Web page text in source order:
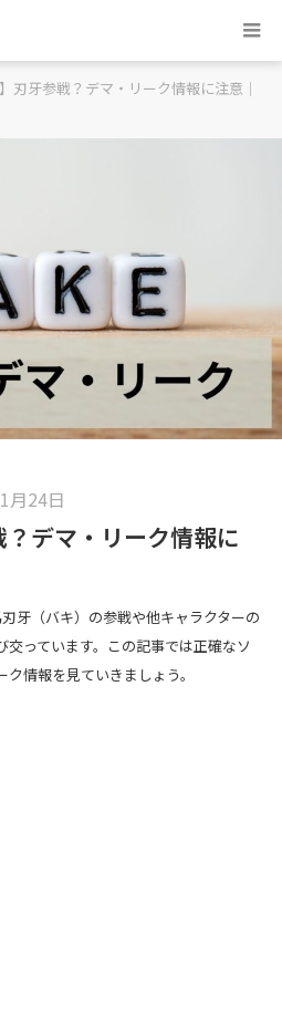
】刃牙参戦？デマ・リーク情報に注意｜
月24日
？デマ・リーク情報に
牙（バキ）の参戦や他キャラクターの
交っています。この記事では正確なソ
情報を見ていきましょう。